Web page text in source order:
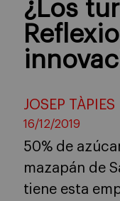
¿Los
JOSEP TÀPIES
16/12/2019
50% de
mazapán de
tiene esta